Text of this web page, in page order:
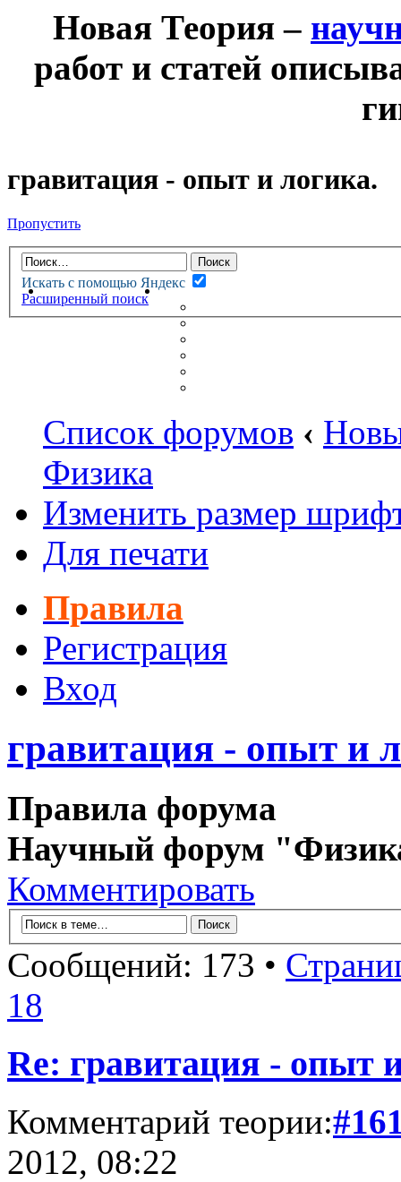
Новая Теория –
работ и статей
гравитация - опыт и логика.
Пропустить
Искать с помощью Яндекс
Расширенный поиск
НОВАЯ ТЕОРИЯФОРУМ
НЕПРОЧИТАННЫЕ
Список форумов ‹
Физика
Изменить размер
Для печати
Правила
Регистрация
Вход
гравитация - опыт и
Правила форума
Научный форум
Комментировать
Сообщений: 173 •
18
Re: гравитация - опыт
Комментарий теории:
2012, 08:22